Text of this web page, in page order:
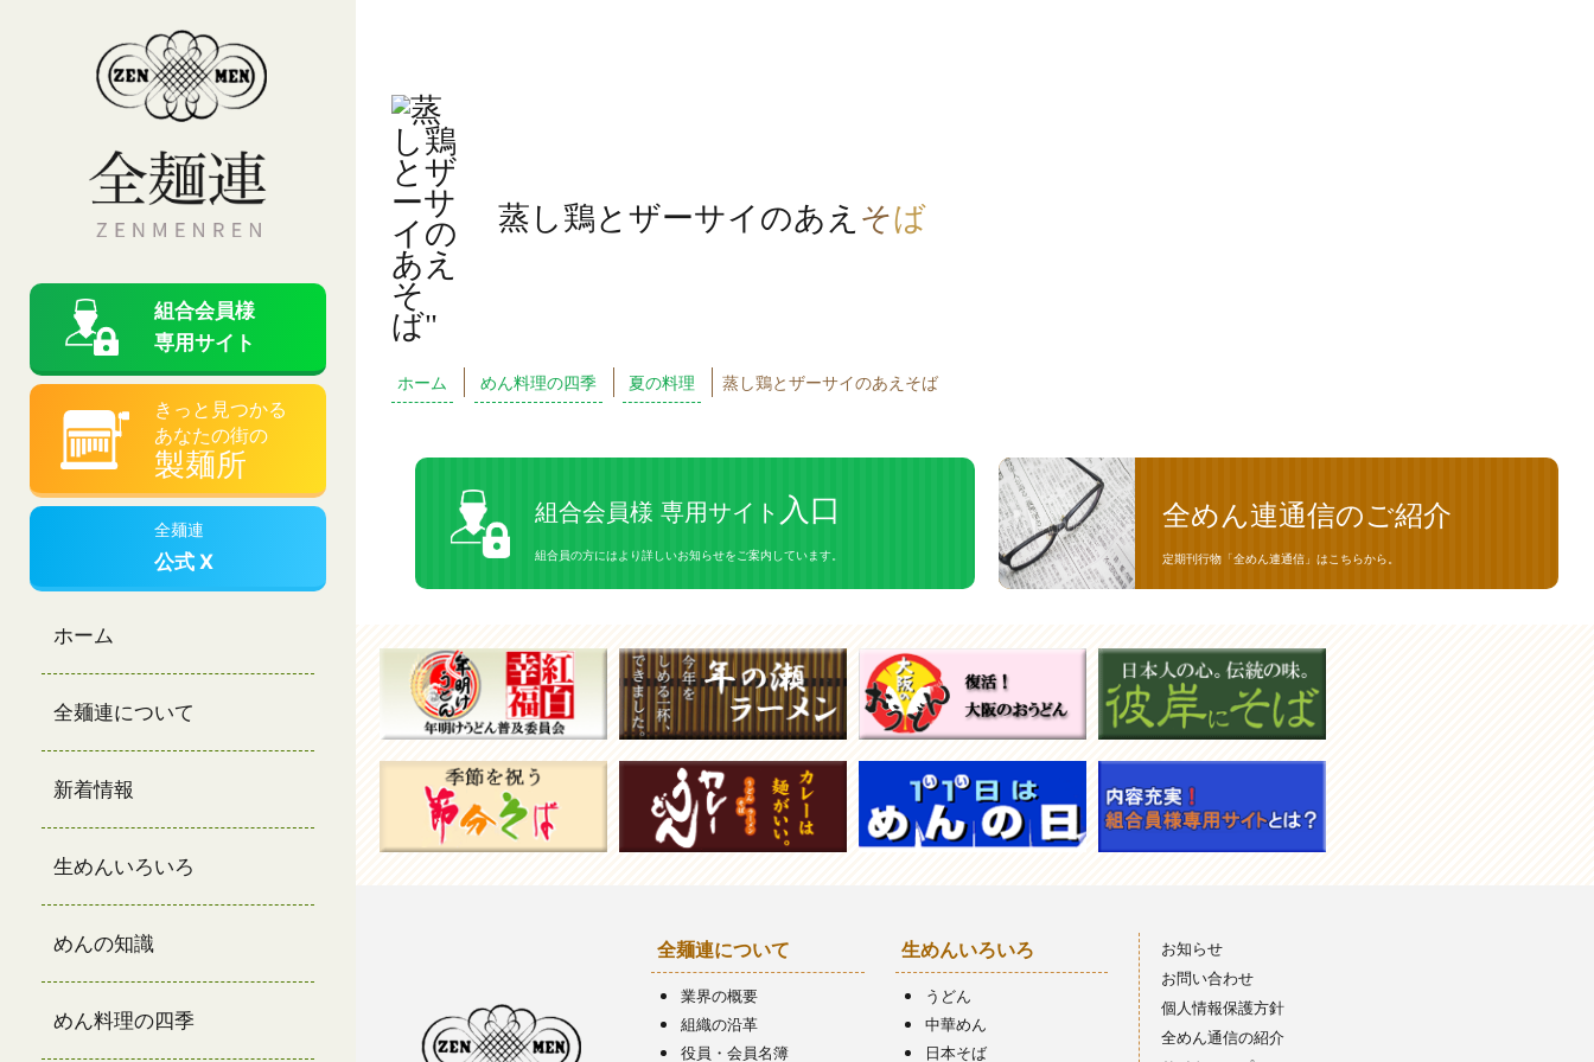
組合会員様
専用サイト
きっと見つかる
あなたの街の
製麺所
全麺連
公式 X
ホーム
全麺連について
新着情報
生めんいろいろ
めんの知識
めん料理の四季
蒸し鶏とザーサイのあえ そば
ホーム めん料理の四季 夏の料理 蒸し鶏とザーサイのあえそば
組合会員様 専用サイト 入口
組合員の方にはより詳しいお知らせをご案内しています。
全めん連通信のご紹介
定期刊行物「全めん連通信」はこちらから。
全麺連について
業界の概要
組織の沿革
役員・会員名簿
生めんいろいろ
うどん
中華めん
日本そば
お知らせ
お問い合わせ
個人情報保護方針
全めん通信の紹介